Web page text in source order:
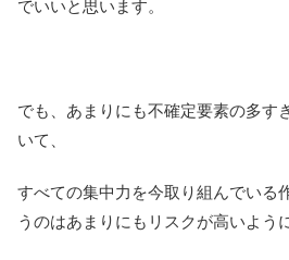
でいいと思います。
でも、あまりにも不確定要素の多す
いて、
すべての集中力を今取り組んでいる
うのはあまりにもリスクが高いよう